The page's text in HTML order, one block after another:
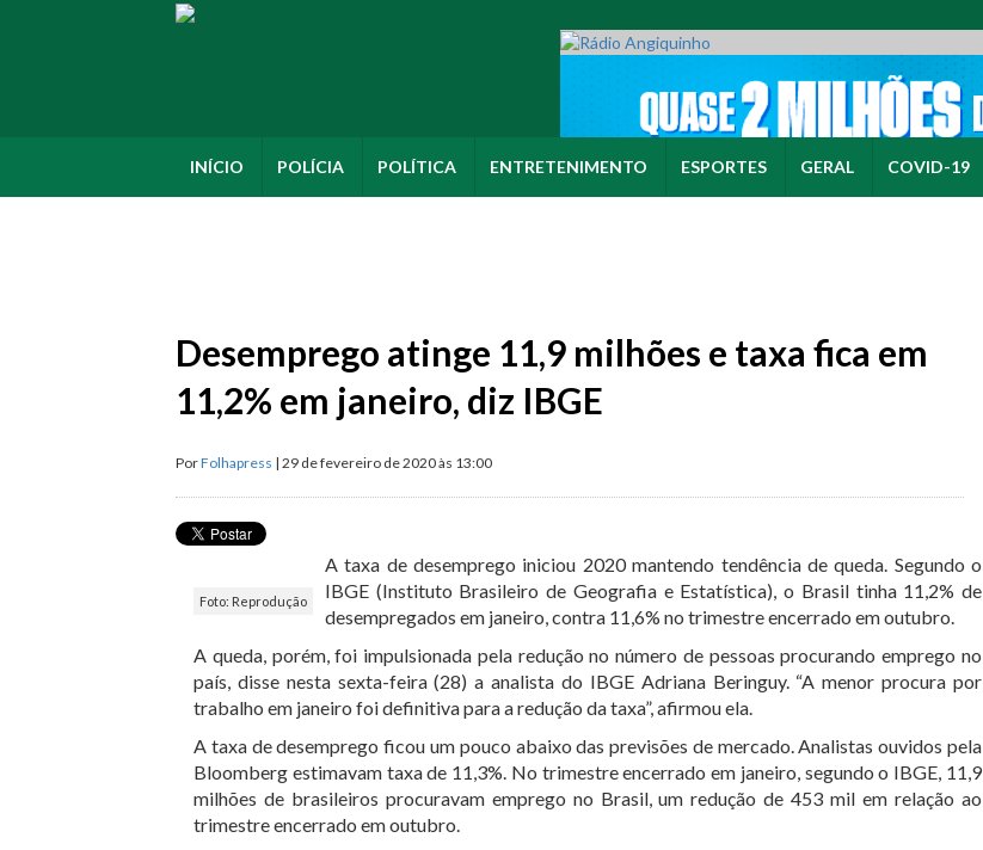
INÍCIO POLÍCIA POLÍTICA ENTRETENIMENTO ESPORTES GERAL COVID-19
Desemprego atinge 11,9 milhões e taxa fica em
11,2% em janeiro, diz IBGE
PorFolhapress | 29 de fevereiro de 2020 às 13:00
Foto: Reprodução
A taxa de desemprego iniciou 2020 mantendo tendência de queda. Segundo o
IBGE (Instituto Brasileiro de Geografia e Estatística), o Brasil tinha 11,2% de
desempregados em janeiro, contra 11,6% no trimestre encerrado em outubro.
A queda, porém, foi impulsionada pela redução no número de pessoas procurando emprego no
país, disse nesta sexta-feira (28) a analista do IBGE Adriana Beringuy. “A menor procura por
trabalho em janeiro foi definitiva para a redução da taxa”, afirmou ela.
A taxa de desemprego ficou um pouco abaixo das previsões de mercado. Analistas ouvidos pela
Bloomberg estimavam taxa de 11,3%. No trimestre encerrado em janeiro, segundo o IBGE, 11,9
milhões de brasileiros procuravam emprego no Brasil, um redução de 453 mil em relação ao
trimestre encerrado em outubro.